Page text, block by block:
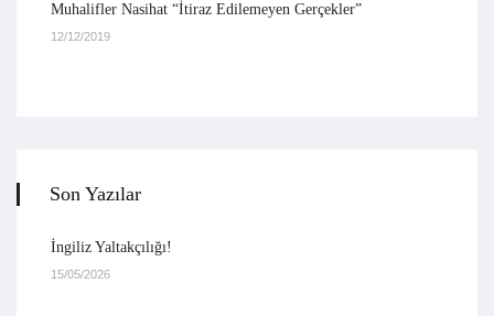
Muhalifler Nasihat “İtiraz Edilemeyen Gerçekler”
12/12/2019
Son Yazılar
İngiliz Yaltakçılığı!
15/05/2026